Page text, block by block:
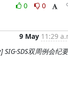
0
0
9 May 11:29
SDS双周例会纪要